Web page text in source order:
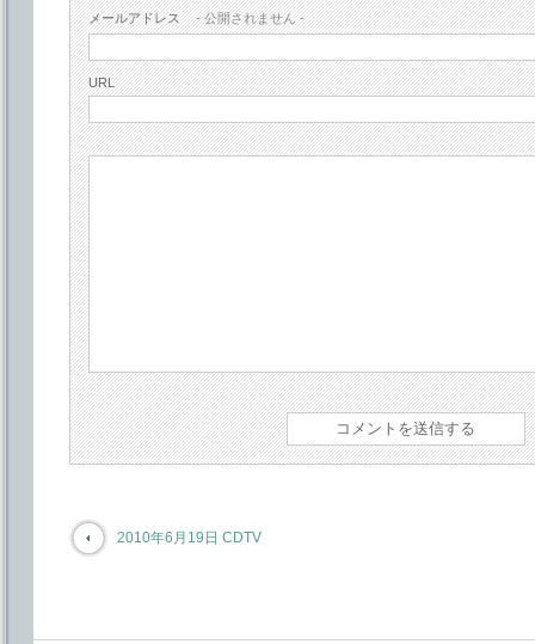
メールアドレス - 公開されません -
URL
2010年6月19日 CDTV